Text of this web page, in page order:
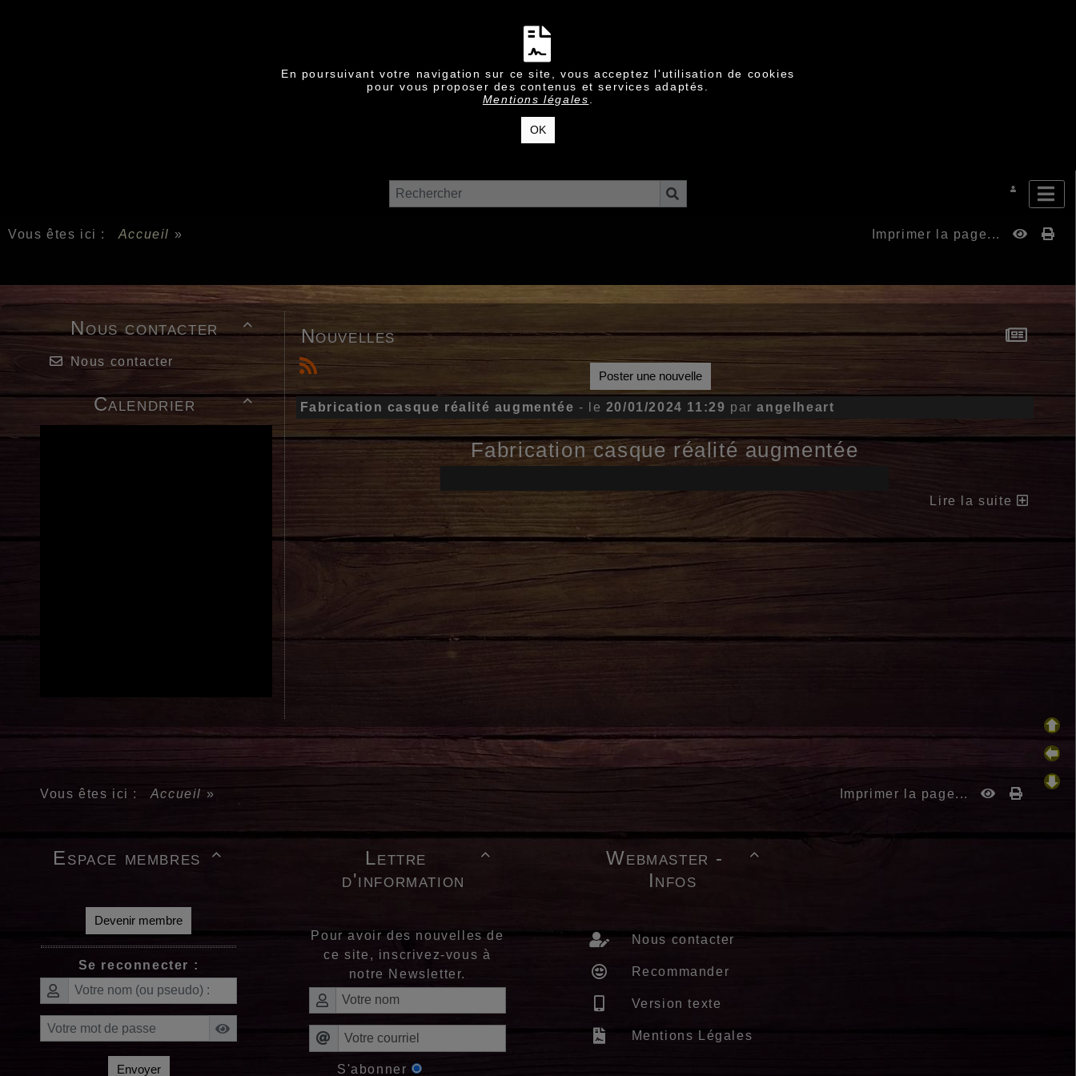
En poursuivant votre navigation sur ce site, vous acceptez l'utilisation de cookies
pour vous proposer des contenus et services adaptés.
Mentions légales
OK
Vous êtes ici : Accueil » Imprimer la page...

Nous contacter
Nous contacter

Calendrier
Nouvelles
Poster une nouvelle
Fabrication casque réalité augmentée - le 20/01/2024 11:29 parangelheart
Fabrication casque réalité augmentée
Lire la suite
Vous êtes ici : Accueil » Imprimer la page...

Espace membres
Devenir membre
Se reconnecter :
Envoyer

Lettre
d'information
Pour avoir des nouvelles de
ce site, inscrivez-vous à
notre Newsletter.
S'abonner

Webmaster -
Infos
Nous contacter
Recommander
Version texte
Mentions Légales